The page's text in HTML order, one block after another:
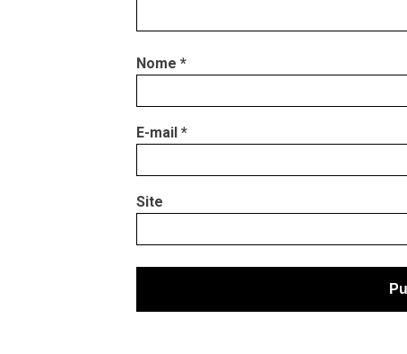
Nome *
E-mail *
Site